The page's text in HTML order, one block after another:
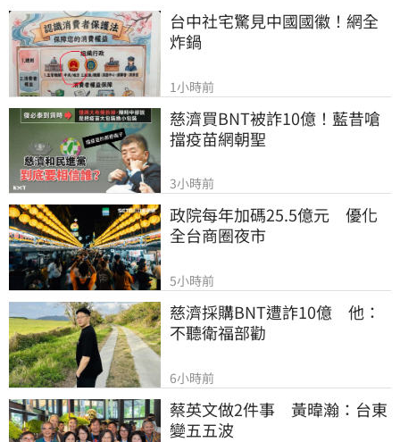
台中社宅驚見中國國徽！網全
炸鍋
1小時前
慈濟買BNT被詐10億！藍昔嗆
擋疫苗網朝聖
3小時前
政院每年加碼25.5億元　優化
全台商圈夜市
5小時前
慈濟採購BNT遭詐10億　他：
不聽衛福部勸
6小時前
蔡英文做2件事　黃暐瀚：台東
變五五波